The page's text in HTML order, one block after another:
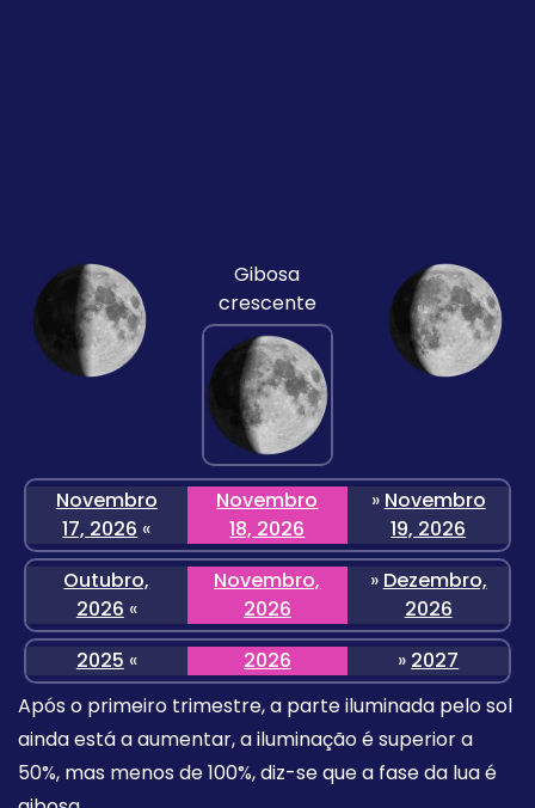
Gibosa
crescente
Novembro
17, 2026 «
Novembro
18, 2026
» Novembro
19, 2026
Outubro,
2026 «
Novembro,
2026
» Dezembro,
2026
2025 « 2026 » 2027
Após o primeiro trimestre, a parte iluminada pelo sol
ainda está a aumentar, a iluminação é superior a
50%, mas menos de 100%, diz-se que a fase da lua é